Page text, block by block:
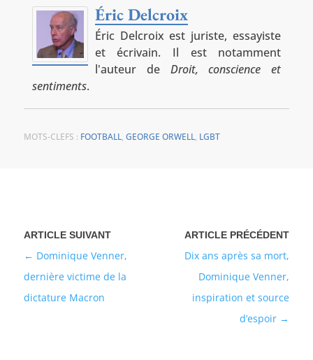
Éric Delcroix
Éric Delcroix est juriste, essayiste
et écrivain. Il est notamment
l'auteur de Droit, conscience et
sentiments.
MOTS-CLEFS : FOOTBALL, GEORGE ORWELL, LGBT
Dix ans après sa mort,
Dominique Venner,
inspiration et source
d’espoir
Dominique Venner,
dernière victime de la
dictature Macron